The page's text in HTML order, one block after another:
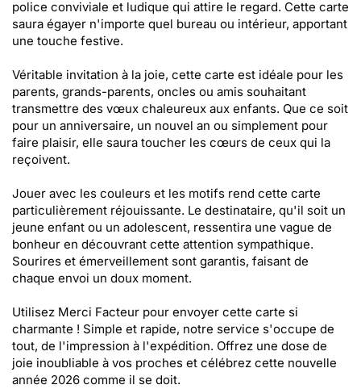
police conviviale et ludique qui attire le regard. Cette carte
saura égayer n'importe quel bureau ou intérieur, apportant
une touche festive.
Véritable invitation à la joie, cette carte est idéale pour les
parents, grands-parents, oncles ou amis souhaitant
transmettre des vœux chaleureux aux enfants. Que ce soit
pour un anniversaire, un nouvel an ou simplement pour
faire plaisir, elle saura toucher les cœurs de ceux qui la
reçoivent.
Jouer avec les couleurs et les motifs rend cette carte
particulièrement réjouissante. Le destinataire, qu'il soit un
jeune enfant ou un adolescent, ressentira une vague de
bonheur en découvrant cette attention sympathique.
Sourires et émerveillement sont garantis, faisant de
chaque envoi un doux moment.
Utilisez Merci Facteur pour envoyer cette carte si
charmante ! Simple et rapide, notre service s'occupe de
tout, de l'impression à l'expédition. Offrez une dose de
joie inoubliable à vos proches et célébrez cette nouvelle
année 2026 comme il se doit.